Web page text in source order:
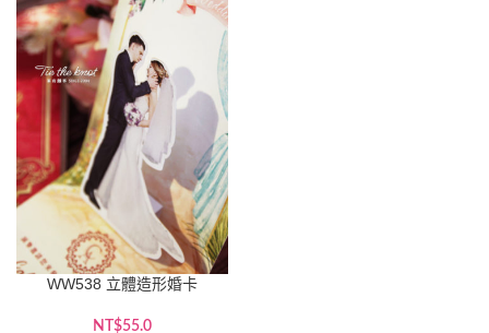
WW538 立體造形婚卡
NT$55.0